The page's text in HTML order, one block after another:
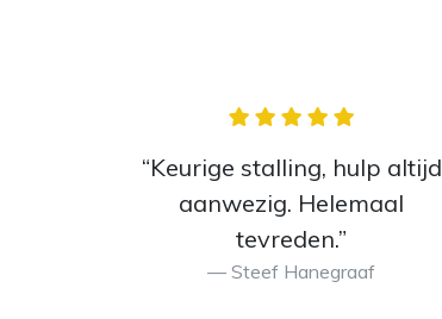
“Keurige stalling, hulp altijd
aanwezig. Helemaal
tevreden.”
Steef Hanegraaf